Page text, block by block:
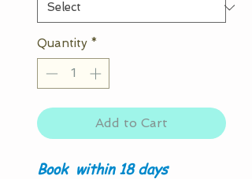
Quantity *
Add to Cart
Book within 18 days